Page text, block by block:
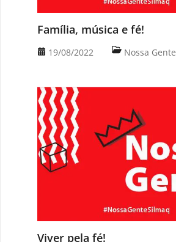
Família, música e fé!
19/08/2022 Nossa Gente
Viver pela fé!